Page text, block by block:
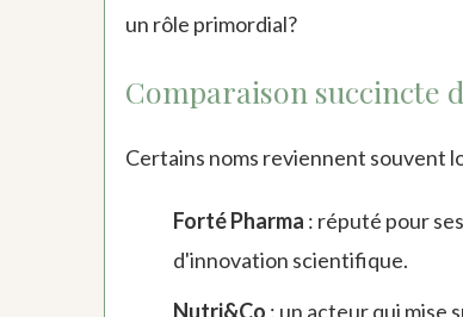
un rôle primordial?
Comparaison succincte
Certains noms reviennent souvent
Forté Pharma : réputé pour
d'innovation scientifique.
Nutri&Co : un acteur qui mise